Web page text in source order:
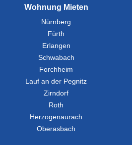
Wohnung Mieten
Nürnberg
Fürth
Erlangen
Schwabach
Forchheim
Lauf an der Pegnitz
Zirndorf
Roth
Herzogenaurach
Oberasbach